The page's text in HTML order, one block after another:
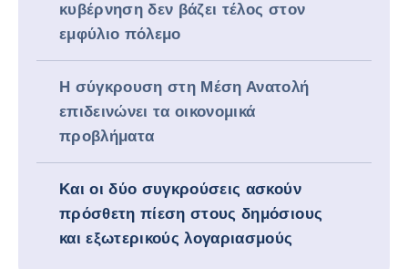
κυβέρνηση δεν βάζει τέλος στον
εμφύλιο πόλεμο
Η σύγκρουση στη Μέση Ανατολή
επιδεινώνει τα οικονομικά
προβλήματα
Και οι δύο συγκρούσεις ασκούν
πρόσθετη πίεση στους δημόσιους
και εξωτερικούς λογαριασμούς